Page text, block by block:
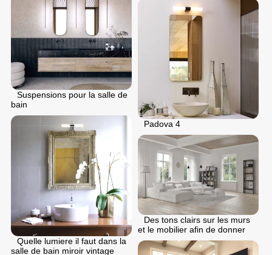
Suspensions pour la salle de
bain
Padova 4
Quelle lumiere il faut dans la
salle de bain miroir vintage
Des tons clairs sur les murs
et le mobilier afin de donner